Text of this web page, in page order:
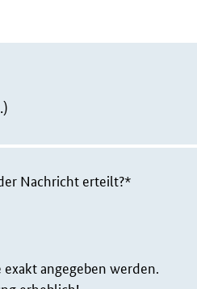
Nachricht erteilt?*
angegeben werden.